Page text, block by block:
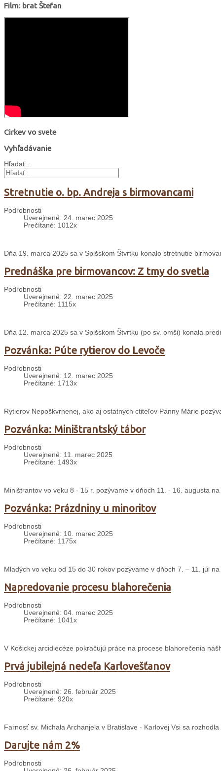
Film: brat Štefan
Cirkev vo svete
Vyhľadávanie
Hľadať...
Stretnutie o. bp. Andreja s birmovancami
Podrobnosti
Uverejnené: 24. marec 2025
Prečítané: 1012x
Dňa 19. marca 2025 sa v Spišskom Štvrtku konalo stretnutie
Prednáška pre birmovancov: Z tmy do svetla
Podrobnosti
Uverejnené: 22. marec 2025
Prečítané: 1115x
Dňa 12. marca 2025 sa v Spišskom Štvrtku (po sv. omši) konala
Pozvánka: Púte rytierov do Levoče
Podrobnosti
Uverejnené: 12. marec 2025
Prečítané: 1713x
Rytierov Nepoškvrnenej, ako aj ostatných ctiteľov Panny Márie
Pozvánka: Miništrantský tábor
Podrobnosti
Uverejnené: 11. marec 2025
Prečítané: 1493x
Miništrantov vo veku 8 - 15 r. pozývame v dňoch 11. - 16. augusta
Pozvánka: Prázdniny u minoritov
Podrobnosti
Uverejnené: 10. marec 2025
Prečítané: 1175x
Mladých vo veku od 15 do 30 rokov pozývame v dňoch 7. – 11. júl
Napredovanie procesu blahorečenia
Podrobnosti
Uverejnené: 04. marec 2025
Prečítané: 1041x
V Košickej arcidiecéze pokračujú práce na procese blahorečenia
Prvá jubilejná nedeľa Karlovešťanov
Podrobnosti
Uverejnené: 26. február 2025
Prečítané: 920x
Farnosť sv. Michala Archanjela v Bratislave - Karlovej Vsi sa
Darujte nám 2%
Podrobnosti